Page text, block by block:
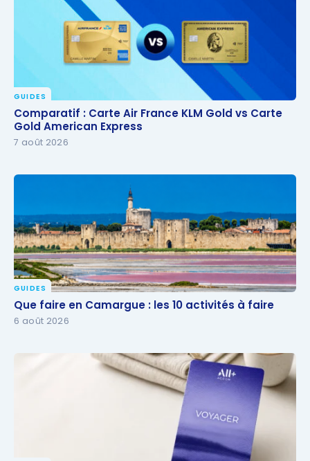
Comparatif : Carte Air France KLM Gold vs Carte
Gold American Express
GUIDES
Comparatif : Carte Air France KLM Gold vs Carte
Gold American Express
7 août 2026
Que faire en Camargue : les 10 activités à faire
GUIDES
Que faire en Camargue : les 10 activités à faire
6 août 2026